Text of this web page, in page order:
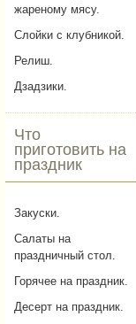
жареному мясу.
Слойки с клубникой.
Релиш.
Дзадзики.
Что
приготовить на
праздник
Закуски.
Салаты на
праздничный стол.
Горячее на праздник.
Десерт на праздник.